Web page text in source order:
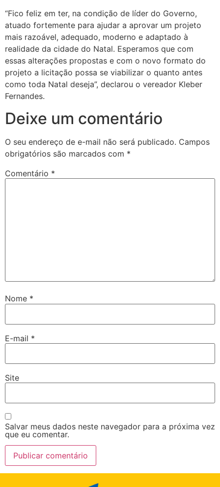
“Fico feliz em ter, na condição de líder do Governo,
atuado fortemente para ajudar a aprovar um projeto
mais razoável, adequado, moderno e adaptado à
realidade da cidade do Natal. Esperamos que com
essas alterações propostas e com o novo formato do
projeto a licitação possa se viabilizar o quanto antes
como toda Natal deseja”, declarou o vereador Kleber
Fernandes.
Deixe um comentário
O seu endereço de e-mail não será publicado. Campos
obrigatórios são marcados com *
Comentário *
Nome *
E-mail *
Site
Salvar meus dados neste navegador para a próxima vez
que eu comentar.